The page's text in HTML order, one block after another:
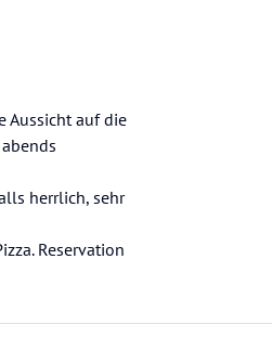
Aussicht auf die
herrlich, sehr
Reservation